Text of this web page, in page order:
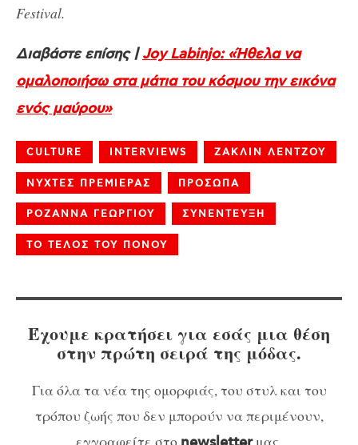
Festival.
Διαβάστε επίσης |Joy Labinjo: «Ήθελα να
ομαλοποιήσω στα μάτια του κόσμου την εικόνα
ενός μαύρου»
CULTURE INTERVIEWS ΖΑΚΛΙΝ ΛΕΝΤΖΟΥ
ΝΥΧΤΕΣ ΠΡΕΜΙΕΡΑΣ ΠΡΟΣΩΠΑ
ΡΟΖΑΝΝΑ ΓΕΩΡΓΙΟΥ ΣΥΝΕΝΤΕΥΞΗ
ΤΟ ΤΕΛΟΣ ΤΟΥ ΠΟΝΟΥ
Έχουμε κρατήσει για εσάς μια θέση
στην πρώτη σειρά της μόδας.
Για όλα τα νέα της ομορφιάς, του στυλ και του
τρόπου ζωής που δεν μπορούν να περιμένουν,
εγγραφείτε στο
μας.